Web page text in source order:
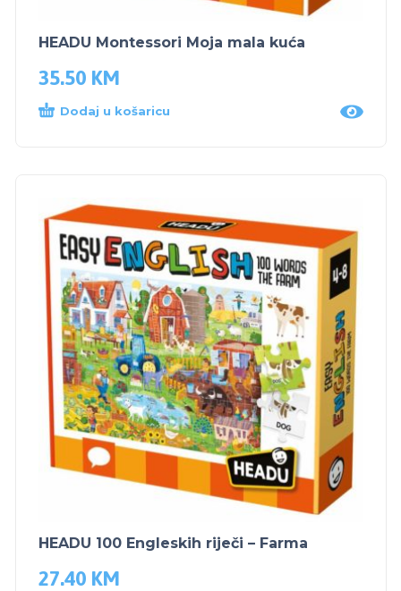
HEADU Montessori Moja mala kuća
35.50 KM
Dodaj u košaricu
HEADU 100 Engleskih riječi – Farma
27.40 KM